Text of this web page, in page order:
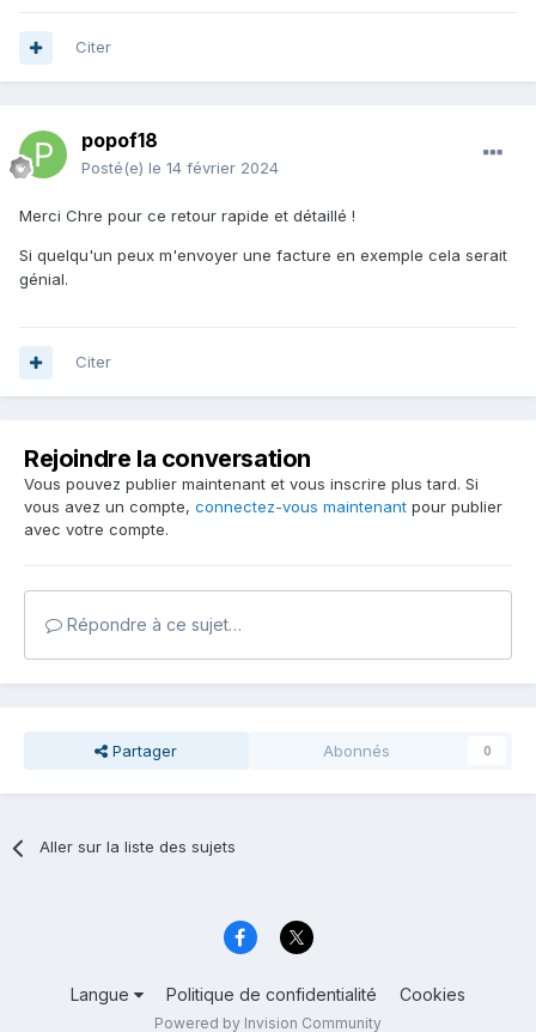
location avec option d’achat.
Citer
popof18
Posté(e) le 14 février 2024
Merci Chre pour ce retour rapide et détaillé !
Si quelqu'un peux m'envoyer une facture en exemple cela serait
génial.
Citer
Rejoindre la conversation
Vous pouvez publier maintenant et vous inscrire plus tard. Si
vous avez un compte, connectez-vous maintenant pour publier
avec votre compte.
Répondre à ce sujet…
Partager Abonnés 0
Aller sur la liste des sujets
Langue Politique de confidentialité Cookies
Powered by Invision Community